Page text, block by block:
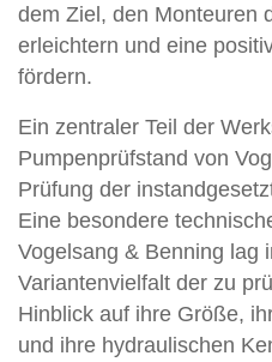
dem Ziel, den Monteuren
erleichtern und eine
fördern.
Ein zentraler Teil der
Pumpenprüfstand von
Prüfung der
Eine besondere
Vogelsang & Benning lag
Variantenvielfalt der zu
Hinblick auf ihre Größe,
und ihre hydraulischen